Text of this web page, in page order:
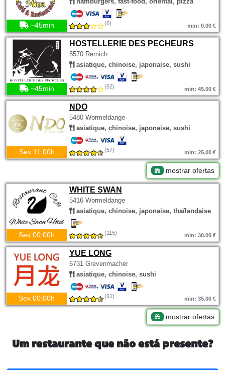
~45min (6) min: 0.00 €
HOSTELLERIE DES PECHEURS
5570 Remich
asiatique, chinoise, japonaise, sushi
~45min (52) min: 45.00 €
NDO
5480 Wormeldange
asiatique, chinoise, japonaise, sushi
Sex 11:00h (57) min: 25.00 €
mostrar ofertas
WHITE SWAN
5416 Wormeldange
asiatique, chinoise, japonaise, thaïlandaise
Sex 00:00h (115) min: 30.00 €
YUE LONG
6731 Grevenmacher
asiatique, chinoise, sushi
Sex 00:00h (61) min: 35.00 €
mostrar ofertas
Um restaurante que não está presente?